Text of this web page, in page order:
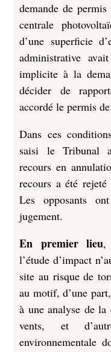
demande de
centrale
d’une superficie
administrative
implicite à la
décider de
accordé le permis
Dans ces
saisi le Tribunal
recours en
recours a été
Les opposants
jugement.
En premier lieu,
l’étude d’impact
site au risque de
au motif, d’une
à une analyse de
vents, et
environnementale